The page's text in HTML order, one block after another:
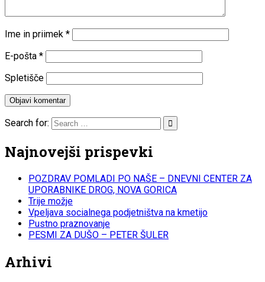
Ime in priimek *
E-pošta *
Spletišče
Search for:
Najnovejši prispevki
POZDRAV POMLADI PO NAŠE – DNEVNI CENTER ZA
UPORABNIKE DROG, NOVA GORICA
Trije možje
Vpeljava socialnega podjetništva na kmetijo
Pustno praznovanje
PESMI ZA DUŠO – PETER ŠULER
Arhivi